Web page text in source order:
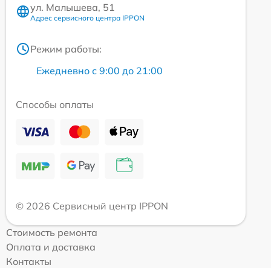
ул. Малышева, 51
Адрес сервисного центра IPPON
Режим работы:
Ежедневно с 9:00 до 21:00
Способы оплаты
© 2026 Сервисный центр IPPON
Стоимость ремонта
Оплата и доставка
Контакты